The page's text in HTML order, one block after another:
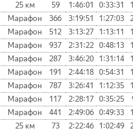
25 км 59 1:46:01 0:33:31
Марафон 366 3:19:51 1:27:03
Марафон 512 3:13:27 1:13:11
Марафон 937 2:31:22 0:48:13
Марафон 287 3:46:20 1:31:14
Марафон 191 2:44:18 0:54:31
Марафон 787 3:26:41 1:12:35
Марафон 117 2:28:17 0:35:25
Марафон 441 2:49:06 0:49:33
25 км 73 2:22:46 1:02:49